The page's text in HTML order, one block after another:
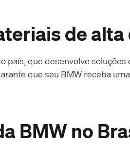
de
país, que desenvolve
que seu BMW receba
BMW no